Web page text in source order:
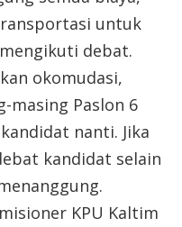
untuk
debat.
okomudasi,
Paslon 6
nanti. Jika
kandidat selain
KPU Kaltim